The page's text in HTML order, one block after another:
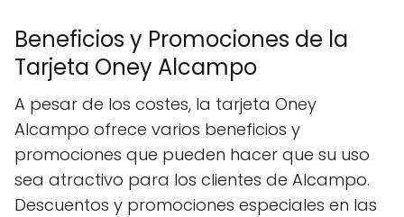
Beneficios y Promociones de la
Tarjeta Oney Alcampo
A pesar de los costes, la tarjeta Oney
Alcampo ofrece varios beneficios y
promociones que pueden hacer que su uso
sea atractivo para los clientes de Alcampo.
Descuentos y promociones especiales en las